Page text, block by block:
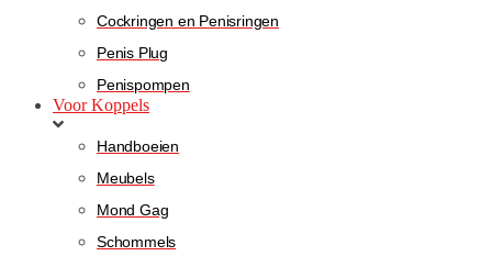
Cockringen en Penisringen
Penis Plug
Penispompen
Voor Koppels
Handboeien
Meubels
Mond Gag
Schommels